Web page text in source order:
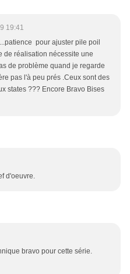
19:41
pour ajuster pile poil
de réalisation nécessite une
de problème quand je regarde
pas l'à peu prés .Ceux sont des
states ??? Encore Bravo Bises
d'oeuvre.
bravo pour cette série.